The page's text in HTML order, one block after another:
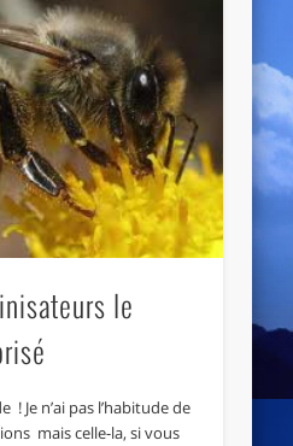
le
Je n’ai pas l’habitude de
mais celle-la, si vous